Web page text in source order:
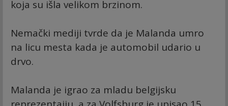
koja su išla velikom brzinom.
Nemački mediji tvrde da je Malanda umro
na licu mesta kada je automobil udario u
drvo.
Malanda je igrao za mladu belgijsku